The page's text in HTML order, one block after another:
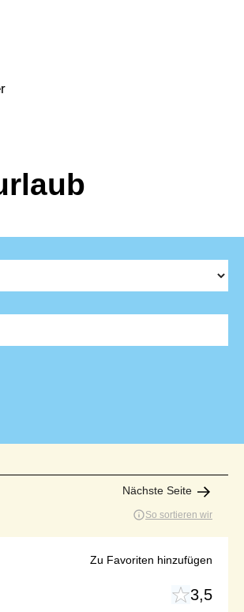
Nächste Seite
So sortieren wir
3,5
Zu Favoriten hinzufügen